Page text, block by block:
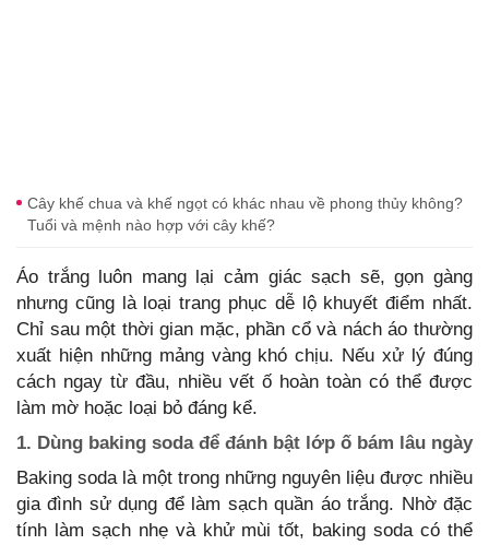
Cây khế chua và khế ngọt có khác nhau về phong thủy không?
Tuổi và mệnh nào hợp với cây khế?
Áo trắng luôn mang lại cảm giác sạch sẽ, gọn gàng
nhưng cũng là loại trang phục dễ lộ khuyết điểm nhất.
Chỉ sau một thời gian mặc, phần cổ và nách áo thường
xuất hiện những mảng vàng khó chịu. Nếu xử lý đúng
cách ngay từ đầu, nhiều vết ố hoàn toàn có thể được
làm mờ hoặc loại bỏ đáng kể.
1. Dùng baking soda để đánh bật lớp ố bám lâu ngày
Baking soda là một trong những nguyên liệu được nhiều
gia đình sử dụng để làm sạch quần áo trắng. Nhờ đặc
tính làm sạch nhẹ và khử mùi tốt, baking soda có thể